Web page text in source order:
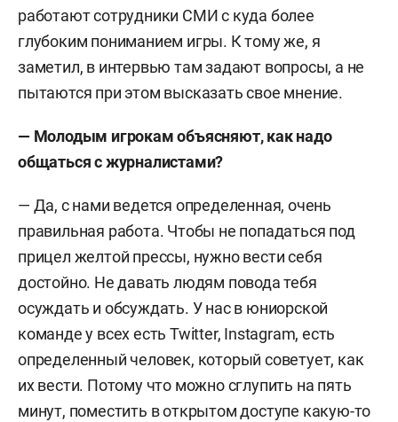
работают сотрудники СМИ с куда более
глубоким пониманием игры. К тому же, я
заметил, в интервью там задают вопросы, а не
пытаются при этом высказать свое мнение.
— Молодым игрокам объясняют, как надо
общаться с журналистами?
— Да, с нами ведется определенная, очень
правильная работа. Чтобы не попадаться под
прицел желтой прессы, нужно вести себя
достойно. Не давать людям повода тебя
осуждать и обсуждать. У нас в юниорской
команде у всех есть Twitter, Instagram, есть
определенный человек, который советует, как
их вести. Потому что можно сглупить на пять
минут, поместить в открытом доступе какую-то